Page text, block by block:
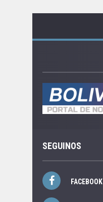
SEGUINOS
FACEBOOK